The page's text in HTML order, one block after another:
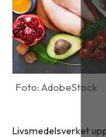
AdobeStock
Livsmedelsverket